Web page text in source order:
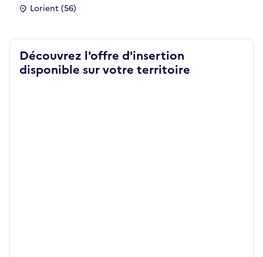
Lorient (56)
Découvrez l'offre d'insertion
disponible sur votre territoire